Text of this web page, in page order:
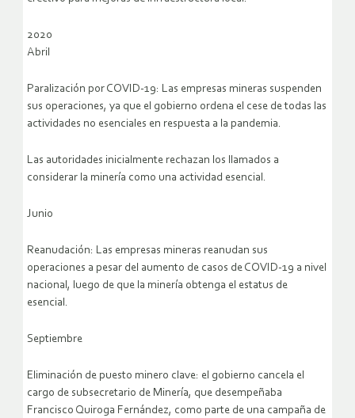
2020
Abril
Paralización por COVID-19: Las empresas mineras suspenden
sus operaciones, ya que el gobierno ordena el cese de todas las
actividades no esenciales en respuesta a la pandemia.
Las autoridades inicialmente rechazan los llamados a
considerar la minería como una actividad esencial.
Junio
Reanudación: Las empresas mineras reanudan sus
operaciones a pesar del aumento de casos de COVID-19 a nivel
nacional, luego de que la minería obtenga el estatus de
esencial.
Septiembre
Eliminación de puesto minero clave: el gobierno cancela el
cargo de subsecretario de Minería, que desempeñaba
Francisco Quiroga Fernández, como parte de una campaña de